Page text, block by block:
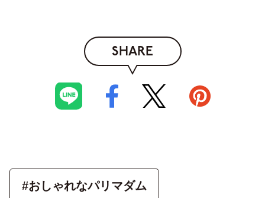
SHARE
#おしゃれなパリマダム